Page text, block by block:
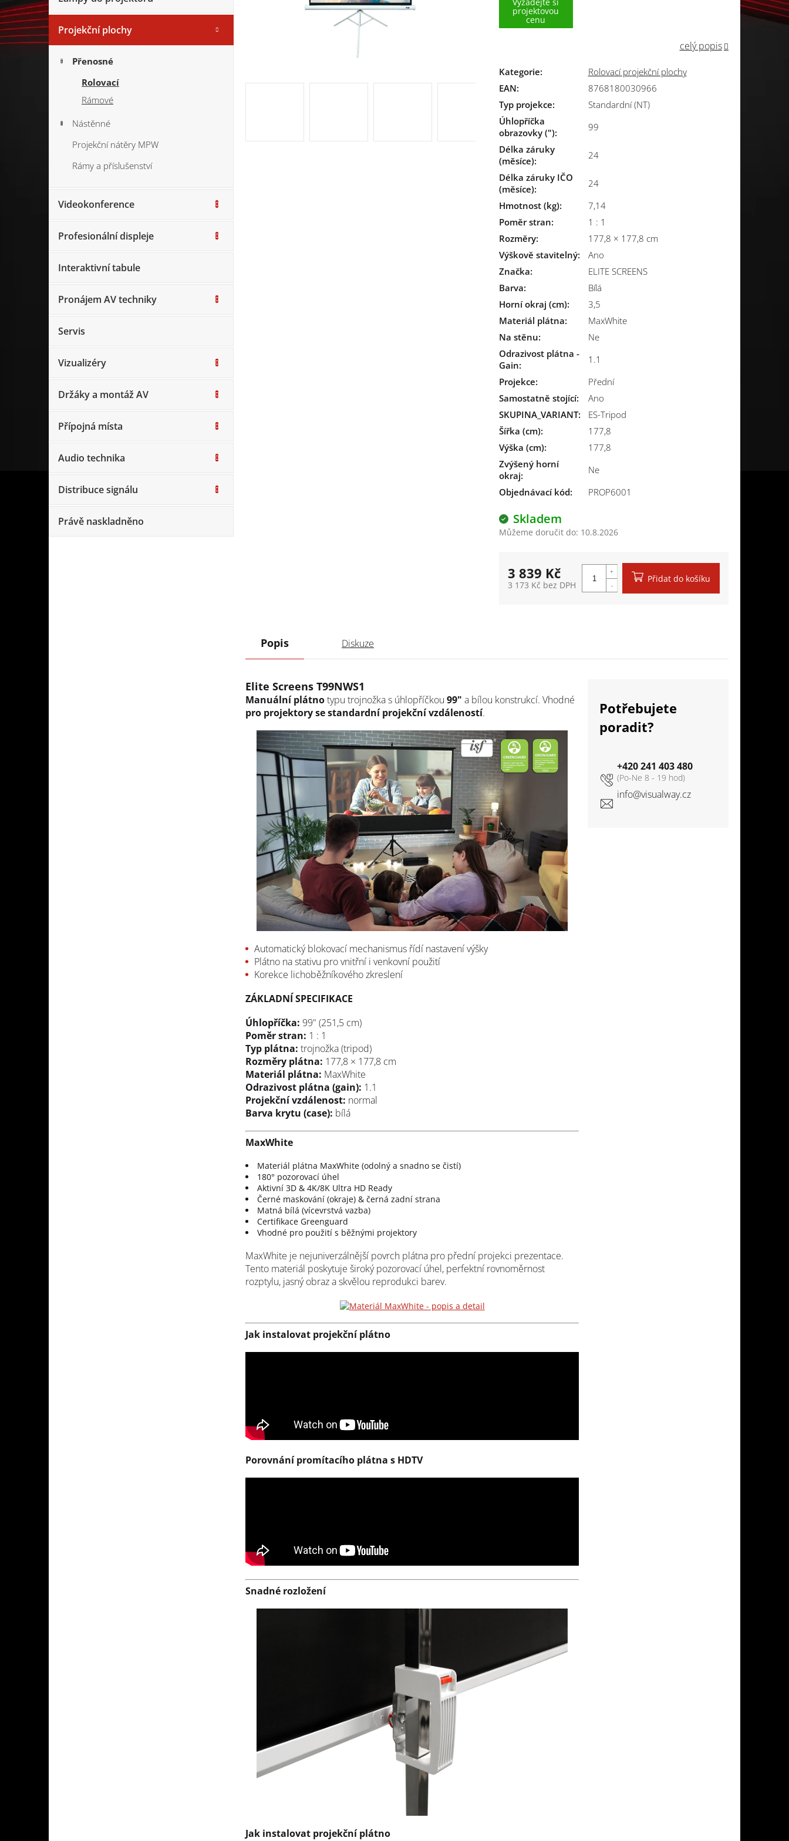
Projekční plochy
Přenosné
Rolovací
Rámové
Nástěnné
Projekční nátěry MPW
Rámy a příslušenství
Videokonference
Profesionální displeje
Interaktivní tabule
Pronájem AV techniky
Servis
Vizualizéry
Držáky a montáž AV
Přípojná místa
Audio technika
Distribuce signálu
Právě naskladněno Skladem
Můžeme doručit do: 10.8.2026
celý popis
Kategorie:
Rolovací projekční plochy
EAN:
8768180030966
Typ projekce:
Standardní (NT)
Úhlopříčka
obrazovky ("):
99
Délka záruky
(měsíce):
24
Délka záruky IČO
(měsíce):
24
Hmotnost (kg):
7,14
Poměr stran:
1 : 1
Rozměry:
177,8 × 177,8 cm
Výškově stavitelný:
Ano
Značka:
ELITE SCREENS
Barva:
Bílá
Horní okraj (cm):
3,5
Materiál plátna:
MaxWhite
Na stěnu:
Ne
Odrazivost plátna -
Gain:
1.1
Projekce:
Přední
Samostatně stojící:
Ano
SKUPINA_VARIANT:
ES-Tripod
Šířka (cm):
177,8
Výška (cm):
177,8
Zvýšený horní
okraj:
Ne
Objednávací kód:
PROP6001
3 839 Kč
3 173 Kč bez DPH
Přidat do košíku
projektovou
cenu
Popis Diskuze
Elite Screens T99NWS1
Manuální plátnotypu trojnožka s úhlopříčkou 99" a bílou konstrukcí. Vhodné
pro projektory se standardní projekční vzdáleností.
Automatický blokovací mechanismus řídí nastavení výšky
Plátno na stativu pro vnitřní i venkovní použití
Korekce lichoběžníkového zkreslení
ZÁKLADNÍ SPECIFIKACE
Úhlopříčka: 99" (251,5 cm)
Poměr stran: 1 : 1
Typ plátna: trojnožka (tripod)
Rozměry plátna: 177,8 × 177,8 cm
Materiál plátna: MaxWhite
Odrazivost plátna (gain): 1.1
Projekční vzdálenost: normal
Barva krytu (case): bílá
MaxWhite
Materiál plátna MaxWhite (odolný a snadno se čistí)
180° pozorovací úhel
Aktivní 3D & 4K/8K Ultra HD Ready
Černé maskování (okraje) & černá zadní strana
Matná bílá (vícevrstvá vazba)
Certifikace Greenguard
Vhodné pro použití s běžnými projektory
MaxWhite je nejuniverzálnější povrch plátna pro přední projekci prezentace.
Tento materiál poskytuje široký pozorovací úhel, perfektní rovnoměrnost
rozptylu, jasný obraz a skvělou reprodukci barev.
Jak instalovat projekční plátno
Porovnání promítacího plátna s HDTV
Snadné rozložení
Jak instalovat projekční plátno
Potřebujete
poradit?
info@visualway.cz
+420 241 403 480